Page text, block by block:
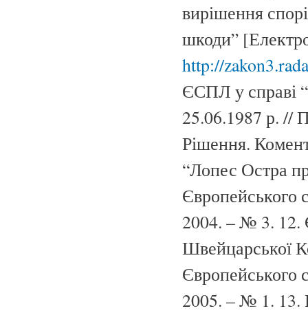
вирішення
шкоди”
http://
ЄСПЛ у справі
25.06.1987 р. //
Рішення.
“Лопес Остра
Європейського
2004. – № 3. 12.
Швейцарської
Європейського
2005. – № 1. 13.